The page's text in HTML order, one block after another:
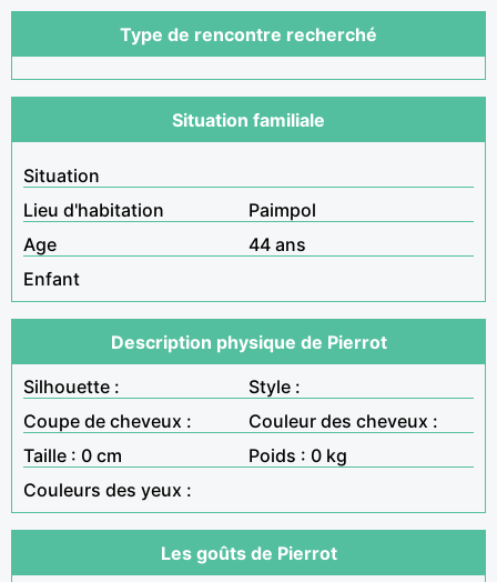
Type de rencontre recherché
Situation familiale
Situation
Lieu d'habitation
Paimpol
Age
44 ans
Enfant
Description physique de Pierrot
Silhouette :
Style :
Coupe de cheveux :
Couleur des cheveux :
Taille : 0 cm
Poids : 0 kg
Couleurs des yeux :
Les goûts de Pierrot